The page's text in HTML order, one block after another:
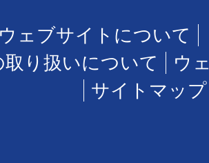
ェブサイトについて
り扱いについて
ウ
サイトマップ